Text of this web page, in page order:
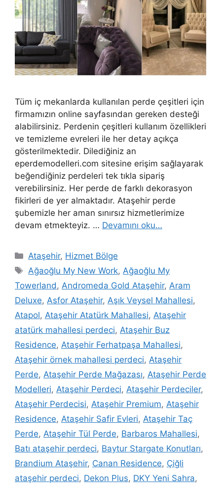
Tüm iç mekanlarda kullanılan perde çeşitleri için
firmamızın online sayfasından gereken desteği
alabilirsiniz. Perdenin çeşitleri kullanım özellikleri
ve temizleme evreleri ile her detay açıkça
gösterilmektedir. Dilediğiniz an
eperdemodelleri.com sitesine erişim sağlayarak
beğendiğiniz perdeleri tek tıkla sipariş
verebilirsiniz. Her perde de farklı dekorasyon
fikirleri de yer almaktadır. Ataşehir perde
şubemizle her aman sınırsız hizmetlerimize
devam etmekteyiz. … Devamını oku…
Ataşehir, Hizmet Bölge
Ağaoğlu My New Work, Ağaoğlu My
Towerland , Andromeda Gold Ataşehir, Aram
Deluxe, Asfor Ataşehir, Aşık Veysel Mahallesi,
Atapol, Ataşehir Atatürk Mahallesi, Ataşehir
atatürk mahallesi perdeci, Ataşehir Buz
Residence, Ataşehir Ferhatpaşa Mahallesi,
Ataşehir örnek mahallesi perdeci, Ataşehir
Perde, Ataşehir Perde Mağazası, Ataşehir Perde
Modelleri, Ataşehir Perdeci, Ataşehir Perdeciler,
Ataşehir Perdecisi, Ataşehir Premium, Ataşehir
Residence, Ataşehir Safir Evleri, Ataşehir Taç
Perde, Ataşehir Tül Perde, Barbaros Mahallesi,
Batı ataşehir perdeci, Baytur Stargate Konutları,
Brandium Ataşehir, Canan Residence, Çiğli
ataşehir perdeci, Dekon Plus, DKY Yeni Sahra,